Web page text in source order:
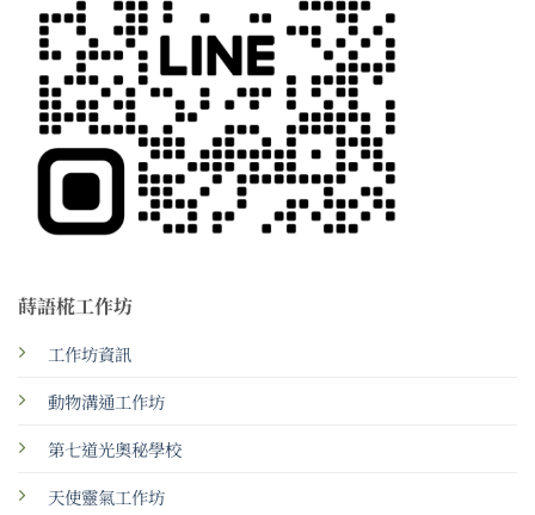
蒔語椛工作坊
工作坊資訊
動物溝通工作坊
第七道光奧秘學校
天使靈氣工作坊